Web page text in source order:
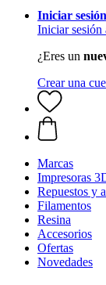
Iniciar sesión
Iniciar sesión
¿Eres un
Crear una
Marcas
Impresoras
Repuestos y
Filamentos
Resina
Accesorios
Ofertas
Novedades